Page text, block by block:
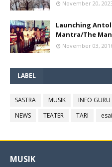
November 20,
Launching
Mantra/The
November 03,
LABEL
SASTRA MUSIK INFO GURU
NEWS
TEATER TARI esai
MUSIK